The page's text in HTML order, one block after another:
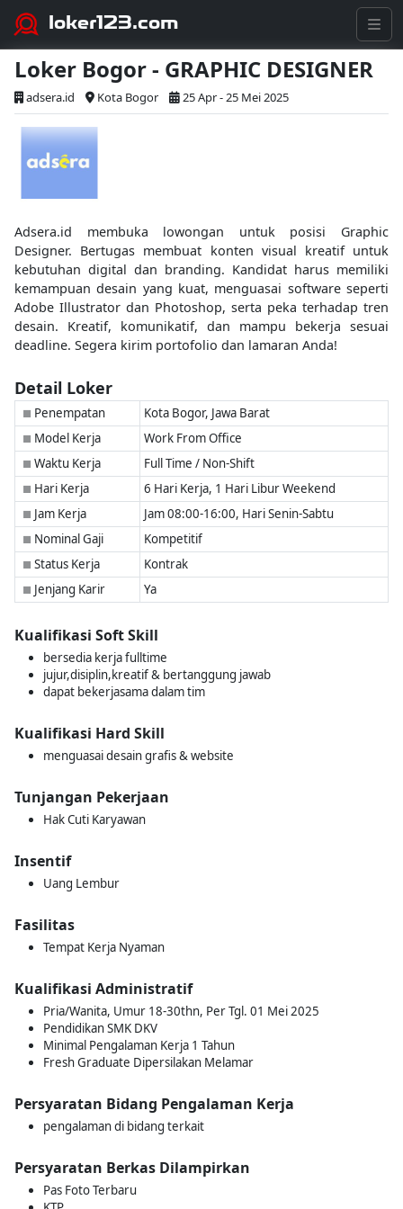
loker123.com
Loker Bogor - GRAPHIC DESIGNER
adsera.id Kota Bogor 25 Apr - 25 Mei 2025
Adsera.id membuka lowongan untuk posisi Graphic
Designer. Bertugas membuat konten visual kreatif untuk
kebutuhan digital dan branding. Kandidat harus memiliki
kemampuan desain yang kuat, menguasai software seperti
Adobe Illustrator dan Photoshop, serta peka terhadap tren
desain. Kreatif, komunikatif, dan mampu bekerja sesuai
deadline. Segera kirim portofolio dan lamaran Anda!
Detail Loker
■ Penempatan Kota Bogor, Jawa Barat
■ Model Kerja Work From Office
■ Waktu Kerja Full Time / Non-Shift
■ Hari Kerja 6 Hari Kerja, 1 Hari Libur Weekend
■ Jam Kerja Jam 08:00-16:00, Hari Senin-Sabtu
■ Nominal Gaji Kompetitif
■ Status Kerja Kontrak
■ Jenjang Karir Ya
Kualifikasi Soft Skill
bersedia kerja fulltime
jujur,disiplin,kreatif & bertanggung jawab
dapat bekerjasama dalam tim
Kualifikasi Hard Skill
menguasai desain grafis & website
Tunjangan Pekerjaan
Hak Cuti Karyawan
Insentif
Uang Lembur
Fasilitas
Tempat Kerja Nyaman
Kualifikasi Administratif
Pria/Wanita, Umur 18-30thn, Per Tgl. 01 Mei 2025
Pendidikan SMK DKV
Minimal Pengalaman Kerja 1 Tahun
Fresh Graduate Dipersilakan Melamar
Persyaratan Bidang Pengalaman Kerja
pengalaman di bidang terkait
Persyaratan Berkas Dilampirkan
Pas Foto Terbaru